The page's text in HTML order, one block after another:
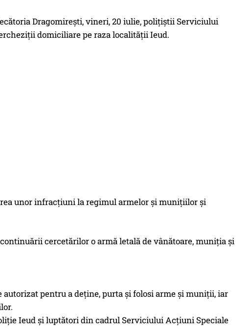
Dragomireşti, vineri, 20 iulie, poliţiştii Serviciului
domiciliare pe raza localităţii Ieud.
unor infracţiuni la regimul armelor şi muniţiilor şi
cercetărilor o armă letală de vânătoare, muniţia şi
pentru a deține, purta și folosi arme și muniții, iar
Ieud şi luptători din cadrul Serviciului Acţiuni Speciale